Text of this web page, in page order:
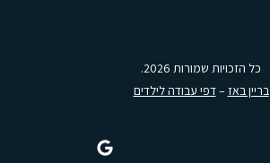
כל הזכויות שמורות 2026.
בריין באז–דפי עבודה לילדים